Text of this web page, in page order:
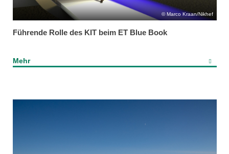
Marco Kraan/Nikhef
Führende Rolle des KIT beim ET Blue Book
Mehr